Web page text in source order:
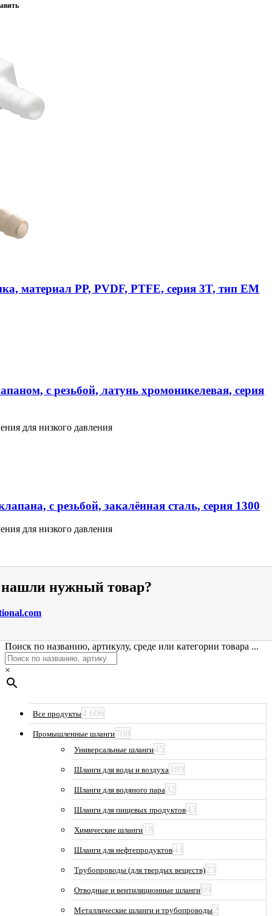
материал PP, PVDF, PTFE, серия 3T, тип EM
с резьбой, латунь хромоникелевая, серия
для низкого давления
с резьбой, закалённая сталь, серия 1300
для низкого давления
нужный товар?
Поиск по названию, артикулу, среде или категории товара ...
×
Все продукты4 606
Промышленные шланги708
Универсальные шланги45
Шланги для воды и воздуха 189
Шланги для водяного пара32
Шланги для пищевых продуктов43
Химические шланги 18
Шланги для нефтепродуктов43
Трубопроводы (для твердых веществ)23
Отводные и вентиляционные шланги69
Металлические шланги и трубопроводы2